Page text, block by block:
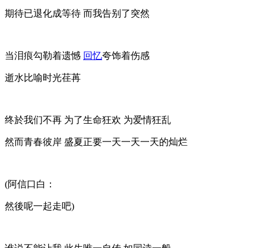
期待已退化成等待 而我告别了突然
当泪痕勾勒着遗憾 回忆夸饰着伤感
逝水比喻时光荏苒
终於我们不再 为了生命狂欢 为爱情狂乱
然而青春彼岸 盛夏正要一天一天一天的灿烂
(阿信口白：
然後呢一起走吧)